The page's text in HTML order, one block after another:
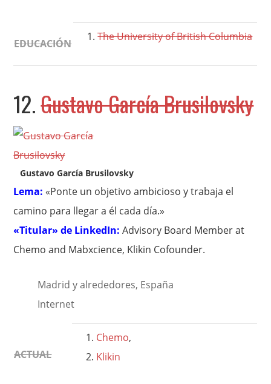
EDUCACIÓN
The University of British Columbia
12.Gustavo García Brusilovsky
Gustavo García Brusilovsky
Lema: «Ponte un objetivo ambicioso y trabaja el
camino para llegar a él cada día.»
«Titular» de LinkedIn:Advisory Board Member at
Chemo and Mabxcience, Klikin Cofounder.
Madrid y alrededores, España
Internet
ACTUAL
Chemo,
Klikin